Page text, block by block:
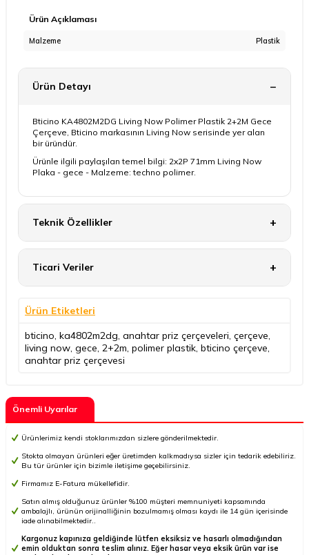
Ürün Açıklaması
Malzeme Plastik
Ürün Detayı
Bticino KA4802M2DG Living Now Polimer Plastik 2+2M Gece
Çerçeve, Bticino markasının Living Now serisinde yer alan
bir üründür.
Ürünle ilgili paylaşılan temel bilgi: 2x2P 71mm Living Now
Plaka - gece - Malzeme: techno polimer.
Teknik Özellikler
Ticari Veriler
Ürün Etiketleri
bticino, ka4802m2dg, anahtar priz çerçeveleri, çerçeve,
living now, gece, 2+2m, polimer plastik, bticino çerçeve,
anahtar priz çerçevesi
Önemli Uyarılar
Ürünlerimiz kendi stoklarımızdan sizlere gönderilmektedir.
Stokta olmayan ürünleri eğer üretimden kalkmadıysa sizler için tedarik edebiliriz.
Bu tür ürünler için bizimle iletişime geçebilirsiniz.
Firmamız E-Fatura mükellefidir.
Satın almış olduğunuz ürünler %100 müşteri memnuniyeti kapsamında
ambalajlı, ürünün orijinalliğinin bozulmamış olması kaydı ile 14 gün içerisinde
iade alınabilmektedir..
Kargonuz kapınıza geldiğinde lütfen eksiksiz ve hasarlı olmadığından
emin olduktan sonra teslim alınız. Eğer hasar veya eksik ürün var ise